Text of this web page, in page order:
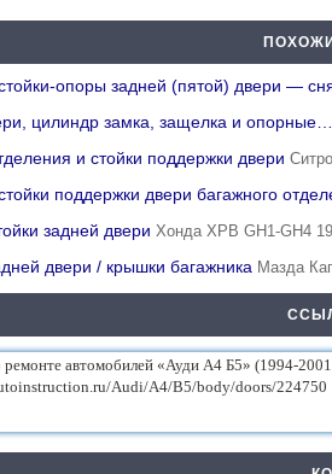
опоры задней (пятой) двери —
цилиндр замка, защелка и опорные…
и стойки поддержки двери
поддержки двери багажного
задней двериХонда ХРВ GH1-GH4
двери / крышки багажника Мазда